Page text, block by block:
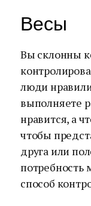
Весы
Вы склонны
люди
выполняете
нравится, а
чтобы
друга или
потребность
способ